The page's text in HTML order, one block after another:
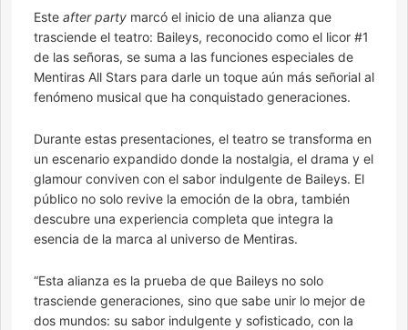
Este after party marcó el inicio de una alianza que
trasciende el teatro: Baileys, reconocido como el licor #1
de las señoras, se suma a las funciones especiales de
Mentiras All Stars para darle un toque aún más señorial al
fenómeno musical que ha conquistado generaciones.
Durante estas presentaciones, el teatro se transforma en
un escenario expandido donde la nostalgia, el drama y el
glamour conviven con el sabor indulgente de Baileys. El
público no solo revive la emoción de la obra, también
descubre una experiencia completa que integra la
esencia de la marca al universo de Mentiras.
“Esta alianza es la prueba de que Baileys no solo
trasciende generaciones, sino que sabe unir lo mejor de
dos mundos: su sabor indulgente y sofisticado, con la